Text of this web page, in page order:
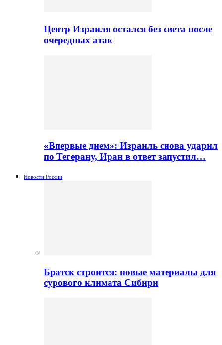
Центр Израиля остался без света после
очередных атак
«Впервые днем»: Израиль снова ударил
по Тегерану, Иран в ответ запустил…
Новости России
Братск строится: новые материалы для
сурового климата Сибири